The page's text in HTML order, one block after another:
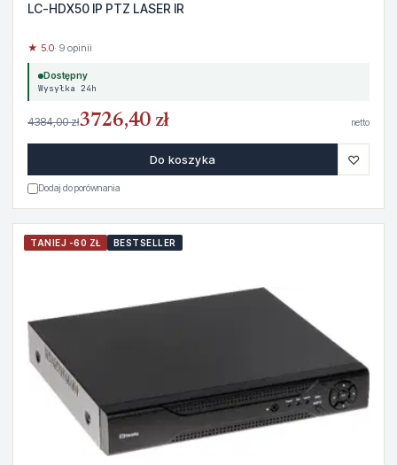
LC-HDX50 IP PTZ LASER IR
★ 5.0· 9 opinii
Dostępny
Wysyłka 24h
4384,00 zł3726,40 zł netto
Do koszyka ♡
Dodaj do porównania
TANIEJ -60 ZŁ BESTSELLER